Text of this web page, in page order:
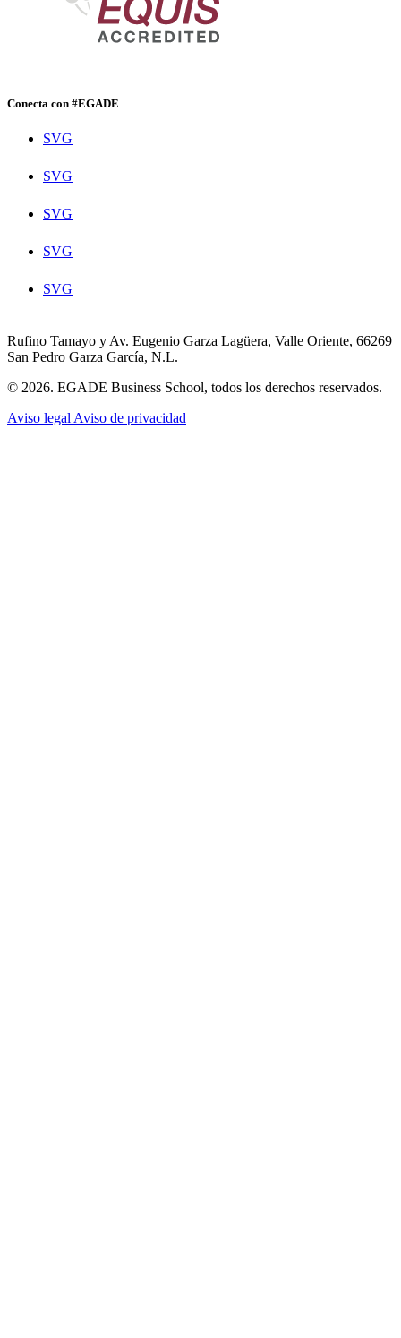
Conecta con #EGADE
SVG
SVG
SVG
SVG
SVG
Rufino Tamayo y Av. Eugenio Garza Lagüera, Valle Oriente, 66269
San Pedro Garza García, N.L.
© 2026. EGADE Business School, todos los derechos reservados.
Aviso legal Aviso de privacidad